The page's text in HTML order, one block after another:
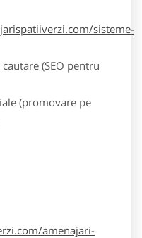
sisteme-
(SEO pentru
(promovare pe
amenajari-